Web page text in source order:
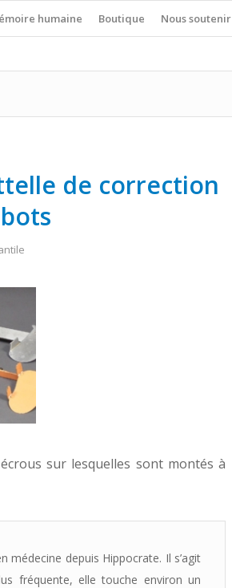
humaine Boutique Nous soutenir
de correction
sur lesquelles sont montés à
depuis Hippocrate. Il s’agit
fréquente, elle touche environ un